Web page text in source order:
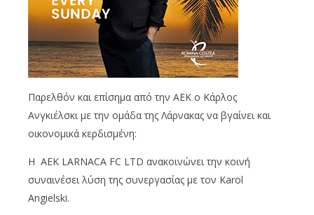
Παρελθόν και επίσημα από την ΑΕΚ ο Κάρλος
Ανγκιέλσκι με την ομάδα της Λάρνακας να βγαίνει και
οικονομικά κερδισμένη:
Η ΑΕΚ LARNACA FC LTD ανακοινώνει την κοινή
συναινέσει λύση της συνεργασίας με τον Karol
Angielski.